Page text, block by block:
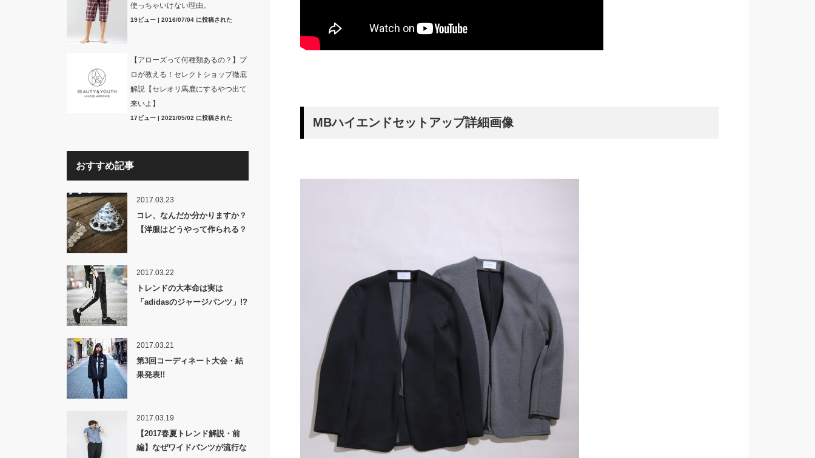
MBハイエンドセットアップ詳細画像
使っちゃいけない理由。
19ビュー| 2016/07/04 に投稿された
【アローズって何種類あるの？】プ
ロが教える！セレクトショップ徹底
解説【セレオリ馬鹿にするやつ出て
来いよ】
17ビュー| 2021/05/02 に投稿された
おすすめ記事
2017.03.23
コレ、なんだか分かりますか？
【洋服はどうやって作られる？
2017.03.22
トレンドの大本命は実は
「adidasのジャージパンツ」!?
2017.03.21
第3回コーディネート大会・結
果発表!!
2017.03.19
【2017春夏トレンド解説・前
編】なぜワイドパンツが流行な